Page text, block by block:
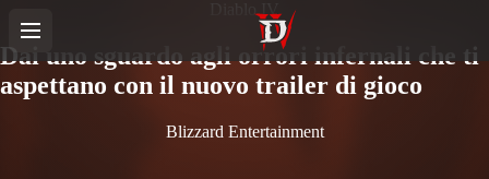
Diablo IV
Dai uno sguardo agli orrori infernali che ti
aspettano con il nuovo trailer di gioco
Blizzard Entertainment